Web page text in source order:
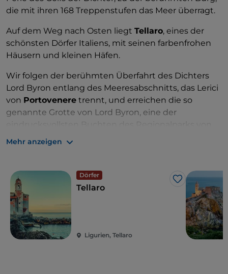
die mit ihren 168 Treppenstufen das Meer überragt.
Auf dem Weg nach Osten liegt Tellaro, eines der
schönsten Dörfer Italiens, mit seinen farbenfrohen
Häusern und kleinen Häfen.
Wir folgen der berühmten Überfahrt des Dichters
Lord Byron entlang des Meeresabschnitts, das Lerici
von Portovenere trennt, und erreichen die so
genannte Grotte von Lord Byron, eine der
Portovenere. Die Kirche San Pietro, die auf den
Küstenstreifens von La Spezia), die der Legende
nach in eben diesen Gewässern geboren wurde,
bietet einen bezaubernden Anblick.
Es geht weiter zur
Insel Palmaria mit ihren hohen
Klippen, die das Wasser überragen, und zur Insel
Mehr anzeigen
Dörfer
Like
Tellaro
Ligurien, Tellaro